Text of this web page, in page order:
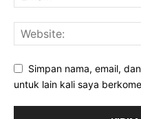
Simpan nama, email,
untuk lain kali saya